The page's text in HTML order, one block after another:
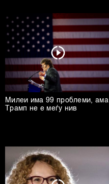
Милеи има 99 проблеми, ама
Трамп не е меѓу нив